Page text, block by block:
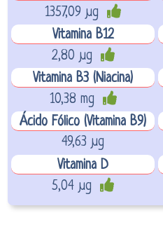
1357,09 µg
Vitamina B12
2,80 µg
Vitamina B3 (Niacina)
10,38 mg
Ácido Fólico (Vitamina B9)
49,63 µg
Vitamina D
5,04 µg